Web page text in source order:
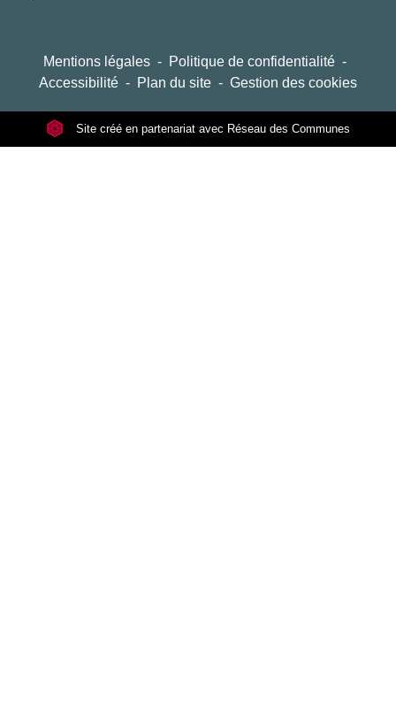
Mentions légales - Politique de confidentialité -
Accessibilité - Plan du site - Gestion des cookies
Site créé en partenariat avec Réseau des Communes